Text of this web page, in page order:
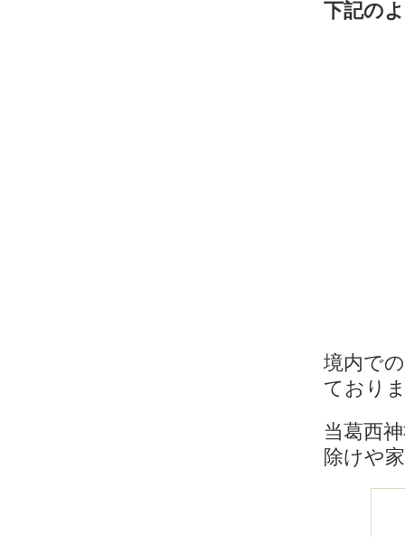
下記の
境内で
ており
当葛西
除けや